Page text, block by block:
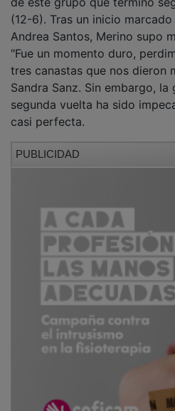
(12-6). Tras un inicio
Andrea Santos, Merino supo
"Fue un momento duro,
tres canastas que nos dieron
Sandra Sanz. Sin embargo, la
segunda vuelta ha sido
casi perfecta.